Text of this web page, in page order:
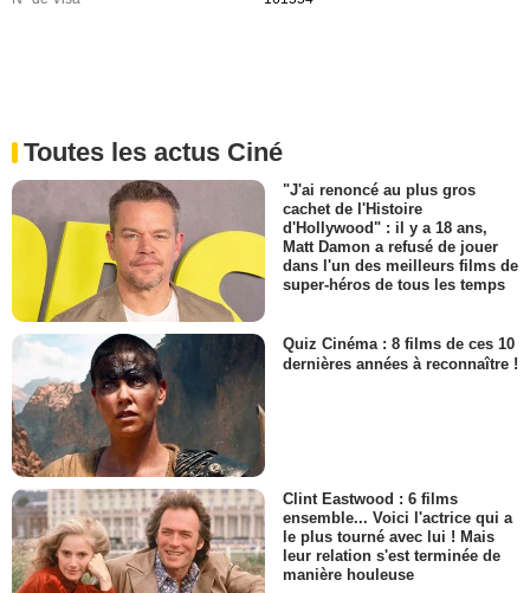
Toutes les actus Ciné
"J'ai renoncé au plus gros
cachet de l'Histoire
d'Hollywood" : il y a 18 ans,
Matt Damon a refusé de jouer
dans l'un des meilleurs films de
super-héros de tous les temps
Quiz Cinéma : 8 films de ces 10
dernières années à reconnaître !
Clint Eastwood : 6 films
ensemble... Voici l'actrice qui a
le plus tourné avec lui ! Mais
leur relation s'est terminée de
manière houleuse